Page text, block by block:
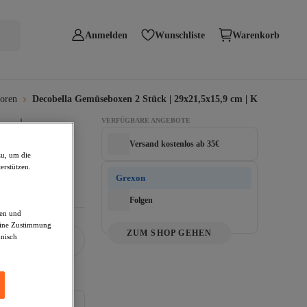
Anmelden Wunschliste Warenkorb
Decobella Gemüseboxen 2 Stück | 29x21,5x15,9 cm |
|
VERFÜGBARE ANGEBOTE
Versand kostenlos ab 35€
Grexon
Folgen
ZUM SHOP GEHEN
um die
und
Zustimmung